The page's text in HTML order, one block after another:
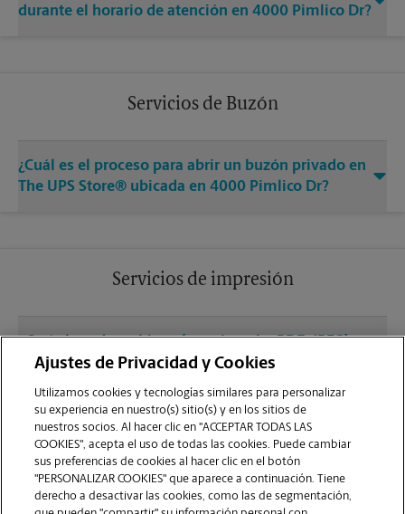
durante el horario de atención en 4000 Pimlico Dr?
Servicios de Buzón
¿Cuál es el proceso para abrir un buzón privado en
The UPS Store® ubicada en 4000 Pimlico Dr?
Servicios de impresión
¿Qué clase de archivos (por ejemplo, PDF, JPEG)
debo usar para enviar a imprimir documentos en
¿Puedo terminar un trabajo de impresión
(laminado, encuadernado o engrapado) en la
sucursal ubicada en 4000 Pimlico Dr?
Ajustes de Privacidad y Cookies
Utilizamos cookies y tecnologías similares para personalizar
su experiencia en nuestro(s) sitio(s) y en los sitios de
nuestros socios. Al hacer clic en "ACCEPTAR TODAS LAS
COOKIES", acepta el uso de todas las cookies. Puede cambiar
sus preferencias de cookies al hacer clic en el botón
"PERSONALIZAR COOKIES" que aparece a continuación. Tiene
derecho a desactivar las cookies, como las de segmentación,